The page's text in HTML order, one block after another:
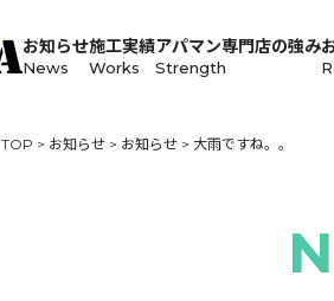
お知らせ
News
施工実績
Works
アパマン専門店の強み
Strength
TOP > お知らせ > お知らせ > 大雨ですね。。